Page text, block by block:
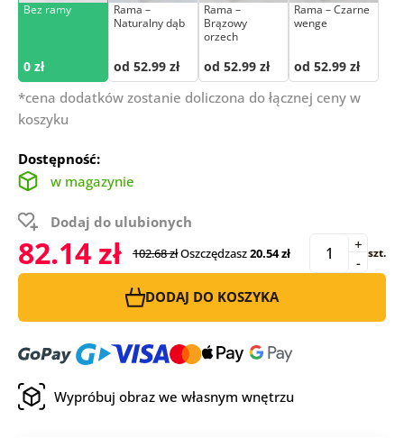
Bez ramy
0 zł
Rama –
Naturalny dąb
od 52.99 zł
Rama –
Brązowy
orzech
od 52.99 zł
Rama – Czarne
wenge
od 52.99 zł
*cena dodatków zostanie doliczona do łącznej ceny w
koszyku
Dostępność:
w magazynie
Dodaj do ulubionych
82.14 zł 102.68 złOszczędzasz20.54 zł -
+ szt.
DODAJ DO KOSZYKA
Wypróbuj obraz we własnym wnętrzu